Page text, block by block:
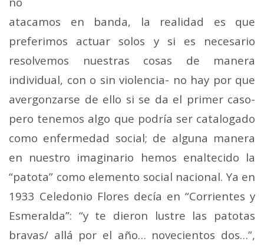
atacamos en banda, la realidad es que
preferimos actuar solos y si es necesario
resolvemos nuestras cosas de manera
individual, con o sin violencia- no hay por que
avergonzarse de ello si se da el primer caso-
pero tenemos algo que podría ser catalogado
como enfermedad social; de alguna manera
en nuestro imaginario hemos enaltecido la
“patota” como elemento social nacional. Ya en
1933 Celedonio Flores decía en “Corrientes y
Esmeralda”: “y te dieron lustre las patotas
bravas/ allá por el año… novecientos dos…”,